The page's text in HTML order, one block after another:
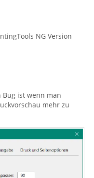
NG Version
ist wenn man
mehr zu